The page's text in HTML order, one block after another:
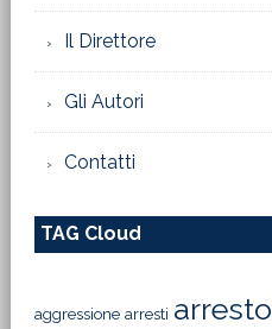
Il Direttore
Gli Autori
Contatti
TAG Cloud
aggressione arresti arresto